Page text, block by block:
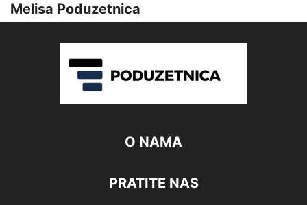
Melisa Poduzetnica
O NAMA
PRATITE NAS